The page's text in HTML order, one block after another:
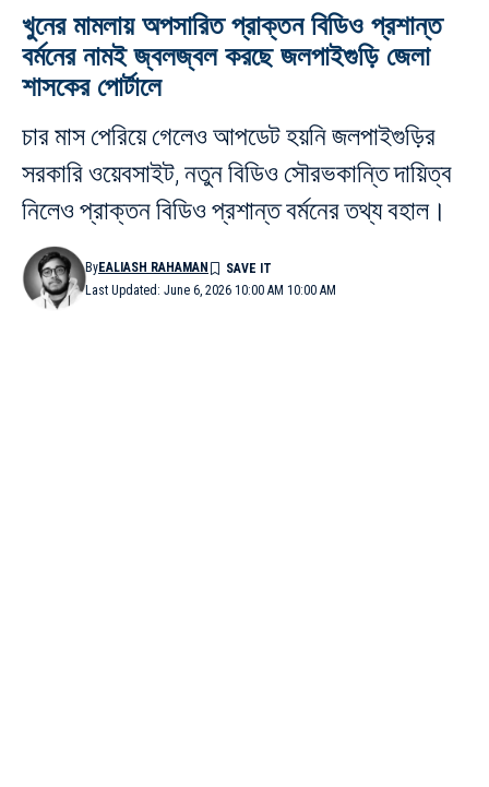
খুনের মামলায় অপসারিত প্রাক্তন বিডিও প্রশান্ত
বর্মনের নামই জ্বলজ্বল করছে জলপাইগুড়ি জেলা
শাসকের পোর্টালে
চার মাস পেরিয়ে গেলেও আপডেট হয়নি জলপাইগুড়ির
সরকারি ওয়েবসাইট, নতুন বিডিও সৌরভকান্তি দায়িত্ব
নিলেও প্রাক্তন বিডিও প্রশান্ত বর্মনের তথ্য বহাল।
Last Updated: June 6, 2026 10:00 AM 10:00 AM
ByEALIASH RAHAMAN